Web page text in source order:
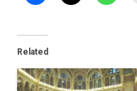
Related